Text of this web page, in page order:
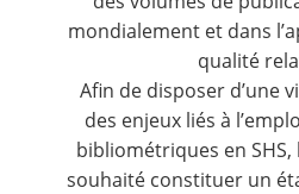
mondialement et dans
qualité
Afin de disposer d’une
des enjeux liés à
bibliométriques en SHS,
souhaité constituer un